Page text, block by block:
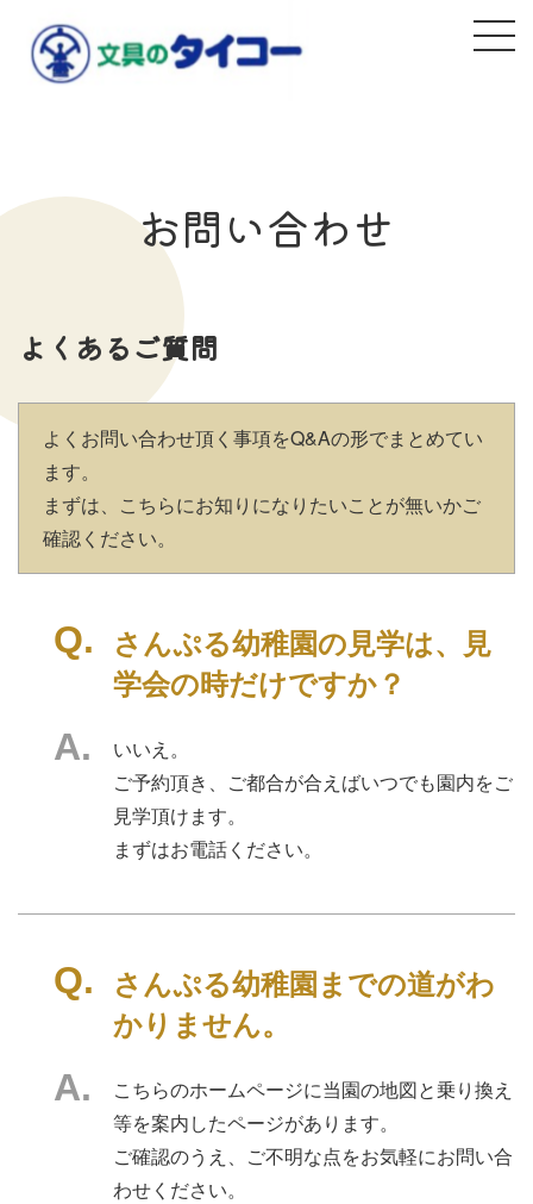
お問い合わせ
よくあるご質問
よくお問い合わせ頂く事項をQ&Aの形でまとめてい
ます。
まずは、こちらにお知りになりたいことが無いかご
確認ください。
さんぷる幼稚園の見学は、見
学会の時だけですか？
いいえ。
ご予約頂き、ご都合が合えばいつでも園内をご
見学頂けます。
まずはお電話ください。
さんぷる幼稚園までの道がわ
かりません。
こちらのホームページに当園の地図と乗り換え
等を案内したページがあります。
ご確認のうえ、ご不明な点をお気軽にお問い合
わせください。